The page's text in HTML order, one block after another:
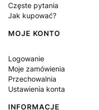
Częste pytania
Jak kupować?
MOJE KONTO
Logowanie
Moje zamówienia
Przechowalnia
Ustawienia konta
INFORMACJE